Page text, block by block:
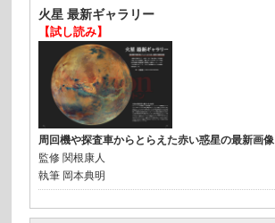
火星 最新ギャラリー
【試し読み】
周回機や探査車からとらえた赤い惑星の最新画像
監修 関根康人
執筆 岡本典明